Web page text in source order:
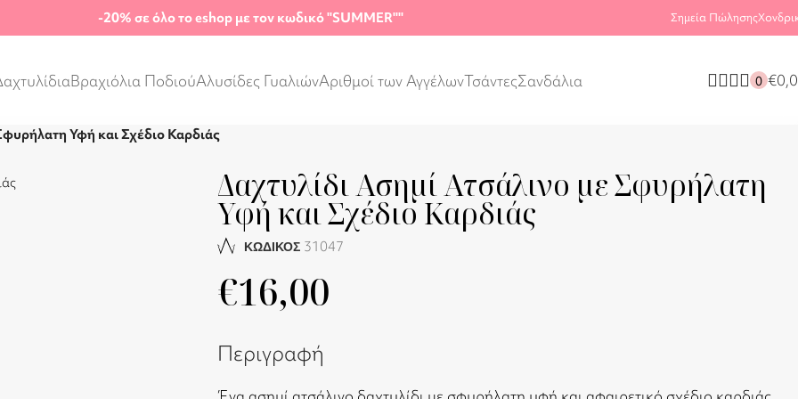
-20% σε όλο το eshop με τον κωδικό "SUMMER"" Σημεία Πώλησης
Βραχιόλια ΠοδιούΑλυσίδες ΓυαλιώνΑριθμοί των ΑγγέλωνΤσάντεςΣανδάλια 0 €
Υφή και Σχέδιο Καρδιάς
Δαχτυλίδι Ασημί Ατσάλινο με Σφυρήλατη
Υφή και Σχέδιο Καρδιάς
ΚΩΔΙΚΟΣ 31047
€16,00
Περιγραφή